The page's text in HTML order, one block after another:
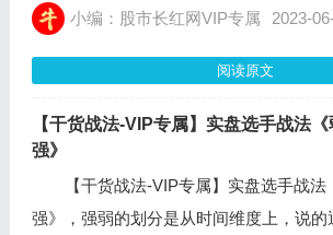
则 1.关于模式，进入股市之前你一定要确定自己的模式，
定需要有极强的金融专业知识，用你
小编：股市长红网VIP专属 2023-
阅读原文
【干货战法-VIP专属】实盘选手战法
强》
【干货战法-VIP专属】实盘选手战
强》，强弱的划分是从时间维度上，说的